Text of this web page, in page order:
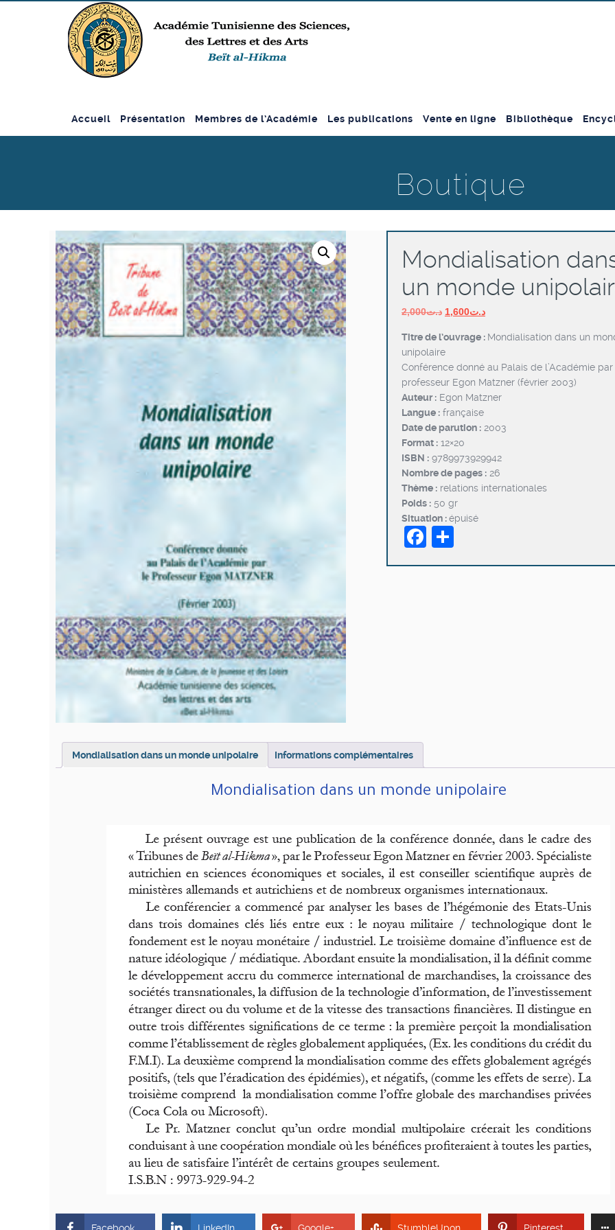
Accueil Présentation Membres de l’Académie Les publications Vente en ligne Bibliothèque
Boutique
Mondialisation
un monde
د.ت2,000
Le
initial
était :
د.ت1,600
Le
actuel
د.ت1,600.
Titre de l’ouvrage : Mondialisation dans un
unipolaire
Conférence donné au Palais de l’Académie
professeur Egon Matzner (février 2003)
Auteur : Egon Matzner
Langue : française
Date de parution : 2003
Format : 12×20
ISBN : 9789973929942
Nombre de pages : 26
Thème : relations internationales
Poids : 50 gr
Situation :épuisé
Facebook
Mondialisation dans un monde unipolaire Informations complémentaires
Mondialisation dans un monde unipolaire
Facebook LinkedIn Google+ StumbleUpon Pinterest